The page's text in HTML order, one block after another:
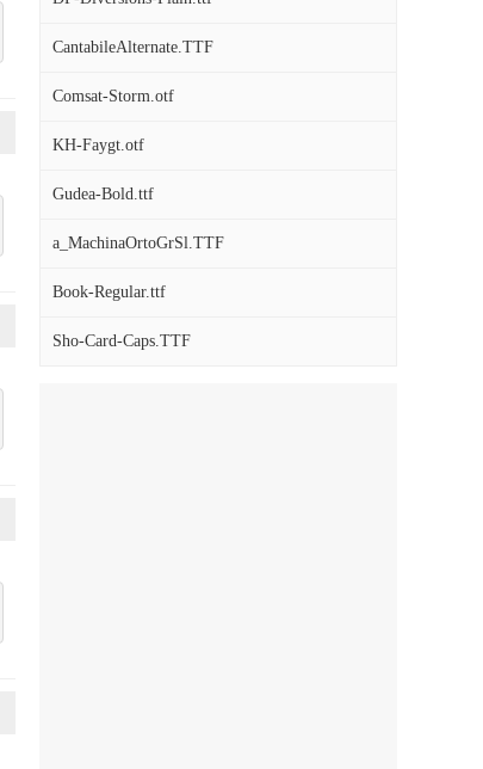
CantabileAlternate.TTF
Comsat-Storm.otf
KH-Faygt.otf
Gudea-Bold.ttf
a_MachinaOrtoGrSl.TTF
Book-Regular.ttf
Sho-Card-Caps.TTF